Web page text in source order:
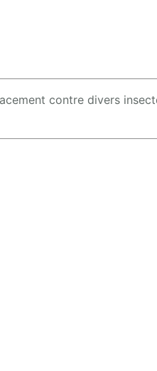
contre divers